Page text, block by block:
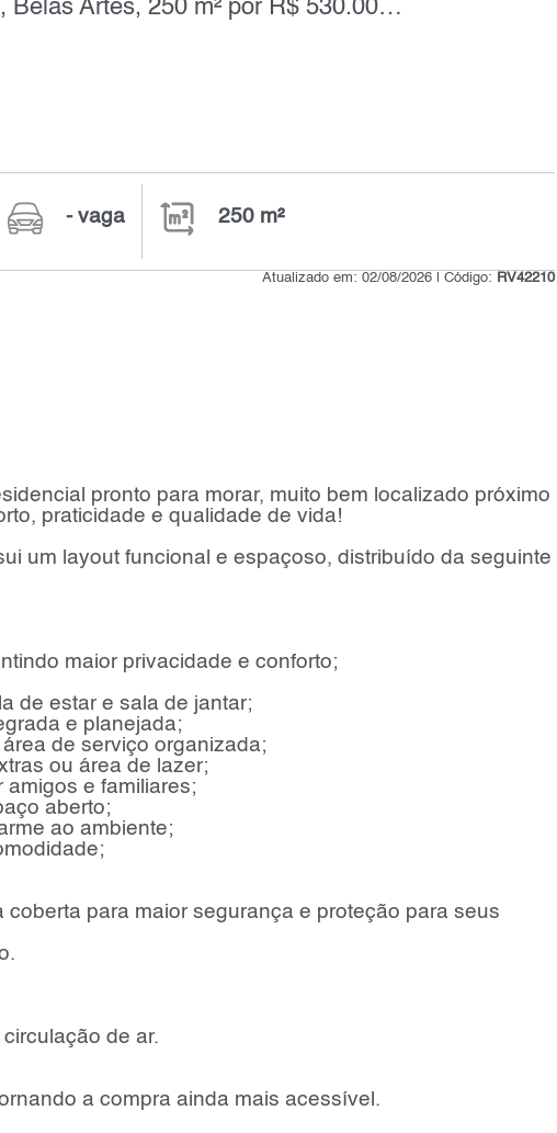
Casa Térrea, 2 Quartos à Venda, Belas Artes, 250 m² por R$ 530.000,00
- vaga 250 m²
Atualizado em: 02/08/2026 | Código: RV42210
pronto para morar, muito bem localizado próximo
praticidade e qualidade de vida!
um layout funcional e espaçoso, distribuído da seguinte
maior privacidade e conforto;
de estar e sala de jantar;
e planejada;
de serviço organizada;
ou área de lazer;
amigos e familiares;
aberto;
ao ambiente;
para maior segurança e proteção para seus
de ar.
a compra ainda mais acessível.